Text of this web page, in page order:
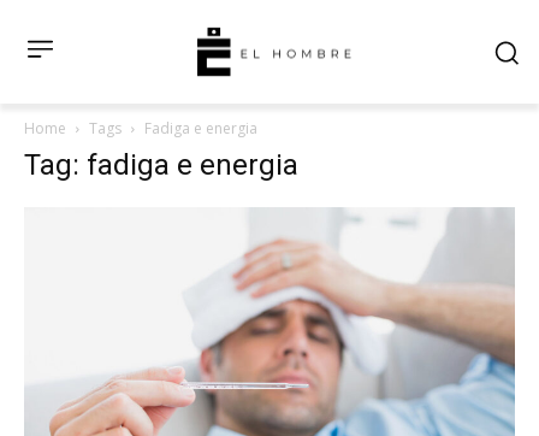
Home Tags Fadiga e energia
Tag: fadiga e energia